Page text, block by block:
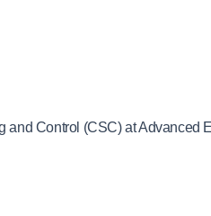
and Control (CSC) at Advanced